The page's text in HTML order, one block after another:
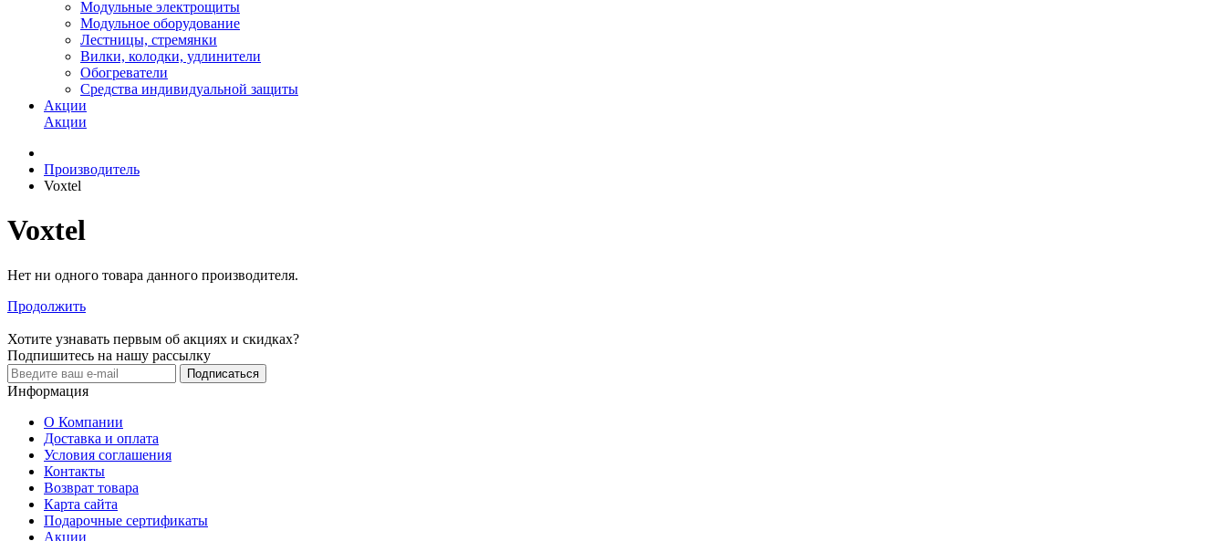
Модульные электрощиты
Модульное оборудование
Лестницы, стремянки
Вилки, колодки, удлинители
Обогреватели
Средства индивидуальной защиты
Акции
Акции
Производитель
Voxtel
Voxtel
Нет ни одного товара данного производителя.
Продолжить
Хотите узнавать первым об акциях и скидках?
Подпишитесь на нашу рассылку
Подписаться
Информация
О Компании
Доставка и оплата
Условия соглашения
Контакты
Возврат товара
Карта сайта
Подарочные сертификаты
Акции